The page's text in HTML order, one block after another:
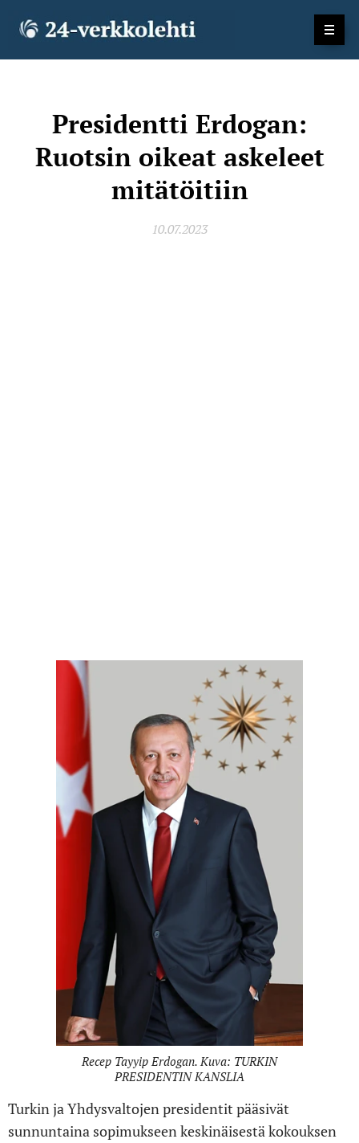
Presidentti Erdogan:
Ruotsin oikeat askeleet
mitätöitiin
10.07.2023
Recep Tayyip Erdogan. Kuva: TURKIN
PRESIDENTIN KANSLIA
Turkin ja Yhdysvaltojen presidentit pääsivät
sunnuntaina sopimukseen keskinäisestä kokouksen